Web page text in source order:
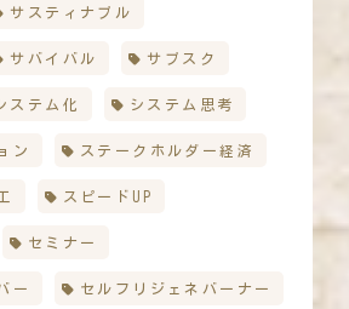
サスティナブル
サバイバル サブスク
ステム化 システム思考
ン ステークホルダー経済
スピードUP
セミナー
ー セルフリジェネバーナー